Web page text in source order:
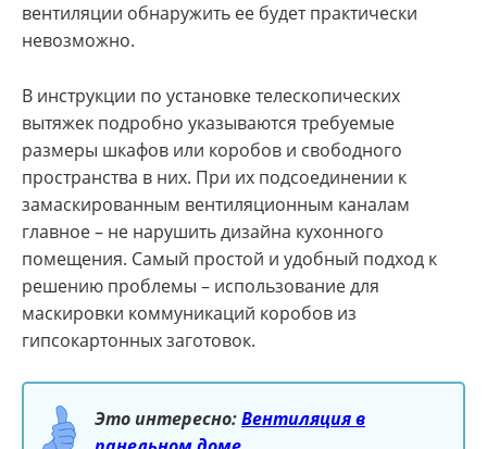
вентиляции обнаружить ее будет практически
невозможно.
В инструкции по установке телескопических
вытяжек подробно указываются требуемые
размеры шкафов или коробов и свободного
пространства в них. При их подсоединении к
замаскированным вентиляционным каналам
главное – не нарушить дизайна кухонного
помещения. Самый простой и удобный подход к
решению проблемы – использование для
маскировки коммуникаций коробов из
гипсокартонных заготовок.
Это интересно:Вентиляция в